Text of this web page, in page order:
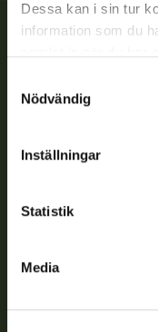
Dessa kan i sin tur
information som du
Nödvändig
Inställningar
Statistik
Media
Finlands viltcentral
verkställs och svarar
som föreskrivs.
Kundtjänst